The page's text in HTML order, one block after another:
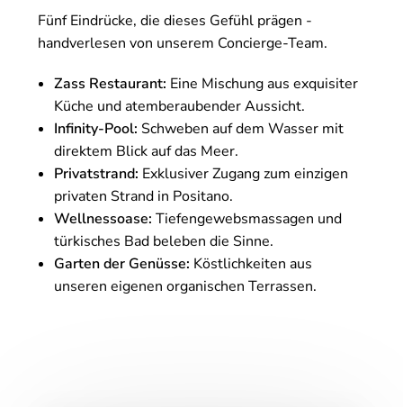
Fünf Eindrücke, die dieses Gefühl prägen -
handverlesen von unserem Concierge-Team.
Zass Restaurant: Eine Mischung aus exquisiter
Küche und atemberaubender Aussicht.
Infinity-Pool: Schweben auf dem Wasser mit
direktem Blick auf das Meer.
Privatstrand: Exklusiver Zugang zum einzigen
privaten Strand in Positano.
Wellnessoase: Tiefengewebsmassagen und
türkisches Bad beleben die Sinne.
Garten der Genüsse: Köstlichkeiten aus
unseren eigenen organischen Terrassen.